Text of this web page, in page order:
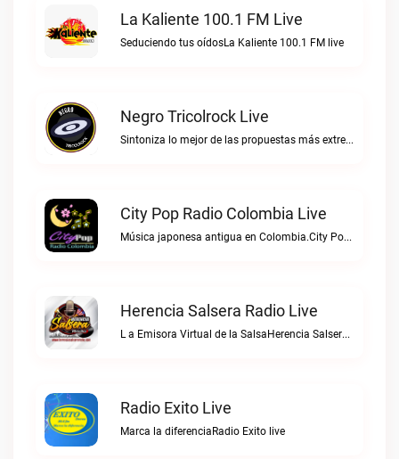
La Kaliente 100.1 FM Live
Seduciendo tus oídosLa Kaliente 100.1 FM live
Negro Tricolrock Live
Sintoniza lo mejor de las propuestas más extremas y virtuosas del metal colombianoNegro Tricolrock live
City Pop Radio Colombia Live
Música japonesa antigua en Colombia.City Pop Radio Colombia live
Herencia Salsera Radio Live
L a Emisora Virtual de la SalsaHerencia Salsera Radio live
Radio Exito Live
Marca la diferenciaRadio Exito live